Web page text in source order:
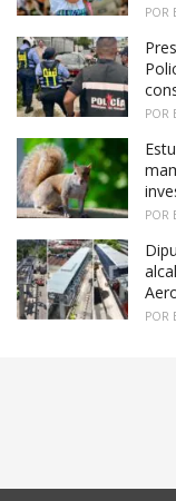
POR
POR
POR
POR